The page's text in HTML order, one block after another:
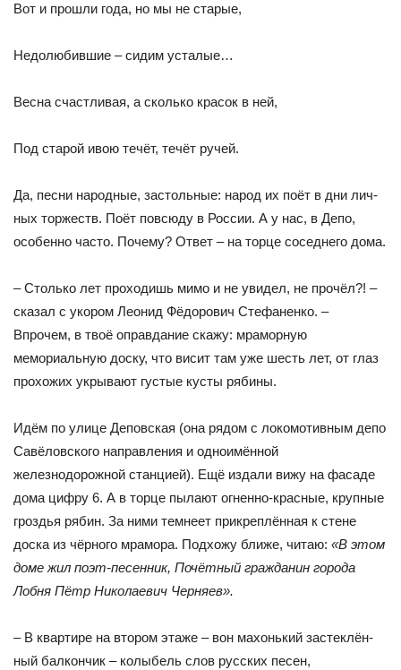
Вот и прошли года, но мы не старые,
Недолюбившие – сидим усталые…
Весна счастливая, а сколько красок в ней,
Под старой ивою течёт, течёт ручей.
Да, песни народные, застольные: народ их поёт в дни лич­
ных торжеств. Поёт повсюду в России. А у нас, в Депо,
особенно часто. Почему? Ответ – на торце соседнего дома.
– Столько лет проходишь мимо и не увидел, не прочёл?! –
сказал с укором Леонид Фёдорович Стефаненко. –
Впрочем, в твоё оправдание скажу: мраморную
мемориальную доску, что висит там уже шесть лет, от глаз
прохожих укрывают густые кус­ты рябины.
Идём по улице Деповская (она рядом с локомотивным депо
Савёловского направления и одноимённой
железнодорожной станцией). Ещё издали вижу на фасаде
дома цифру 6. А в торце пылают огненно-красные, крупные
гроздья рябин. За ними тем­неет прикреплённая к стене
доска из чёрного мрамора. Подхожу ближе, читаю: «В этом
доме жил поэт-песенник, Почётный гра­жданин города
Лобня Пётр Николаевич Черняев».
– В квартире на втором этаже – вон махонький застеклён­
ный балкончик – колыбель слов русских песен,